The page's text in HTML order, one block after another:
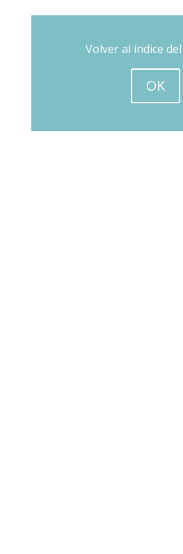
Volver al índice
OK